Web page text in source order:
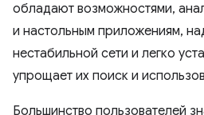
обладают возможностями,
и настольным приложениям,
нестабильной сети и легко
упрощает их поиск и
Большинство пользователей